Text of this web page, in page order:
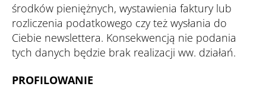
środków pieniężnych, wystawienia faktury lub
rozliczenia podatkowego czy też wysłania do
Ciebie newslettera. Konsekwencją nie podania
tych danych będzie brak realizacji ww. działań.
PROFILOWANIE